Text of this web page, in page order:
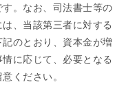
。なお、司法書士等の
、当該第三者に対する
のとおり、資本金が増
に応じて、必要となる
ください。